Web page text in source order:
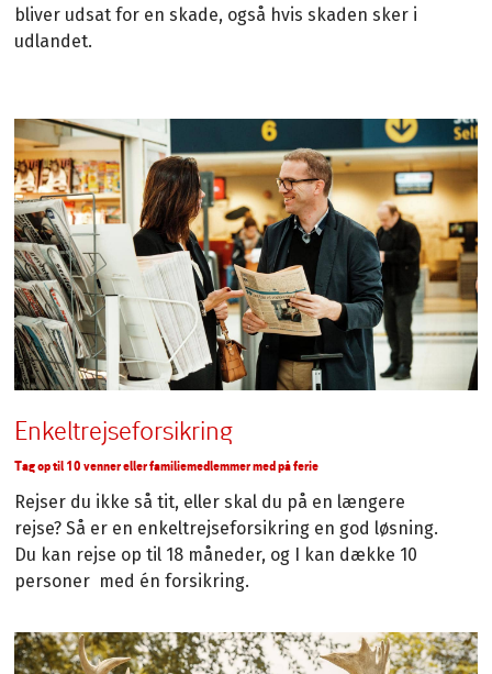
bliver udsat for en skade, også hvis skaden sker i
udlandet.
Enkeltrejseforsikring
Tag op til 10 venner eller familiemedlemmer med på ferie
Rejser du ikke så tit, eller skal du på en længere
rejse? Så er en enkeltrejseforsikring en god løsning.
Du kan rejse op til 18 måneder, og I kan dække 10
personer med én forsikring.